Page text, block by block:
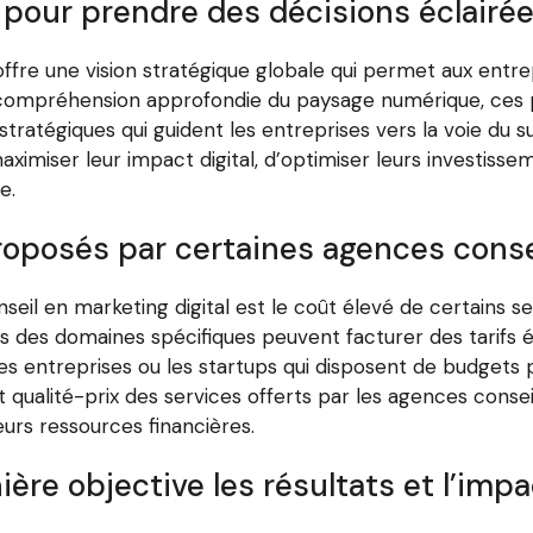
prendre des décisions
une vision stratégique globale qui permet aux
approfondie du paysage numérique,
qui guident les entreprises vers la voie du
leur impact digital, d’optimiser leurs
par certaines agences
en marketing digital est le coût élevé de certains
des domaines spécifiques peuvent facturer des tarifs
entreprises ou les startups qui disposent de budgets
prix des services offerts par les agences
ressources financières.
objective les résultats et